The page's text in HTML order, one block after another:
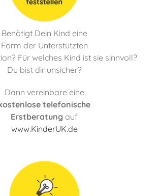
Benötigt Dein Kind eine
Form der Unterstützten
Für welches Kind ist sie sinnvoll?
Du bist dir unsicher?
Dann vereinbare eine
telefonische
Erstberatung auf
www.KinderUK.de